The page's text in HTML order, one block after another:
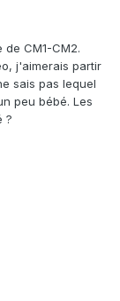
CM1-CM2.
j'aimerais partir
sais pas lequel
peu bébé. Les
?